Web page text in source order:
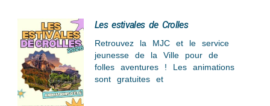
Les estivales de Crolles
Retrouvez la MJC et le service
jeunesse de la Ville pour de
folles aventures ! Les animations
sont gratuites et